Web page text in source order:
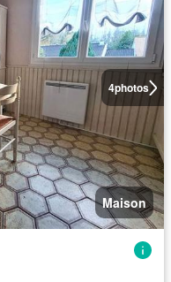
4photos
Maison